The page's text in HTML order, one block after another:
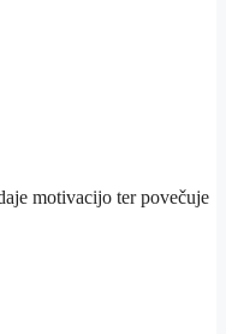
motivacijo ter povečuje